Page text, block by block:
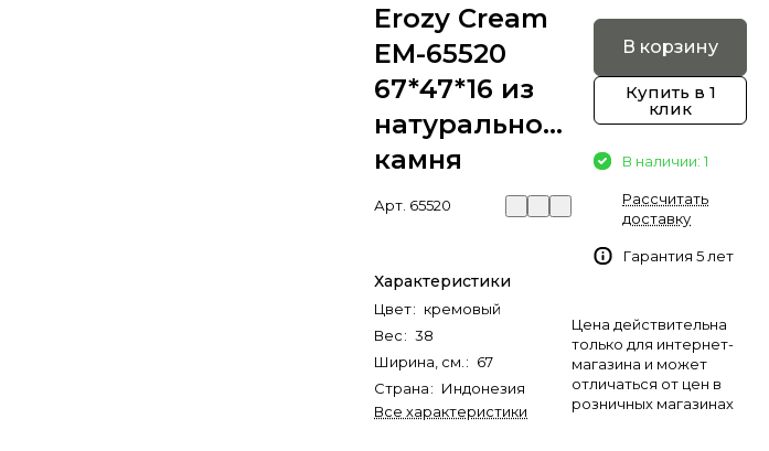
Erozy Cream
EM-65520
67*47*16 из
натурального
камня
Арт. 65520
Характеристики
Цвет: кремовый
Вес: 38
Ширина, см. : 67
Страна: Индонезия
Все характеристики
В корзину
Купить в 1
клик
В наличии: 1
Рассчитать
доставку
Гарантия 5 лет
Цена действительна
только для интернет-
магазина и может
отличаться от цен в
розничных магазинах